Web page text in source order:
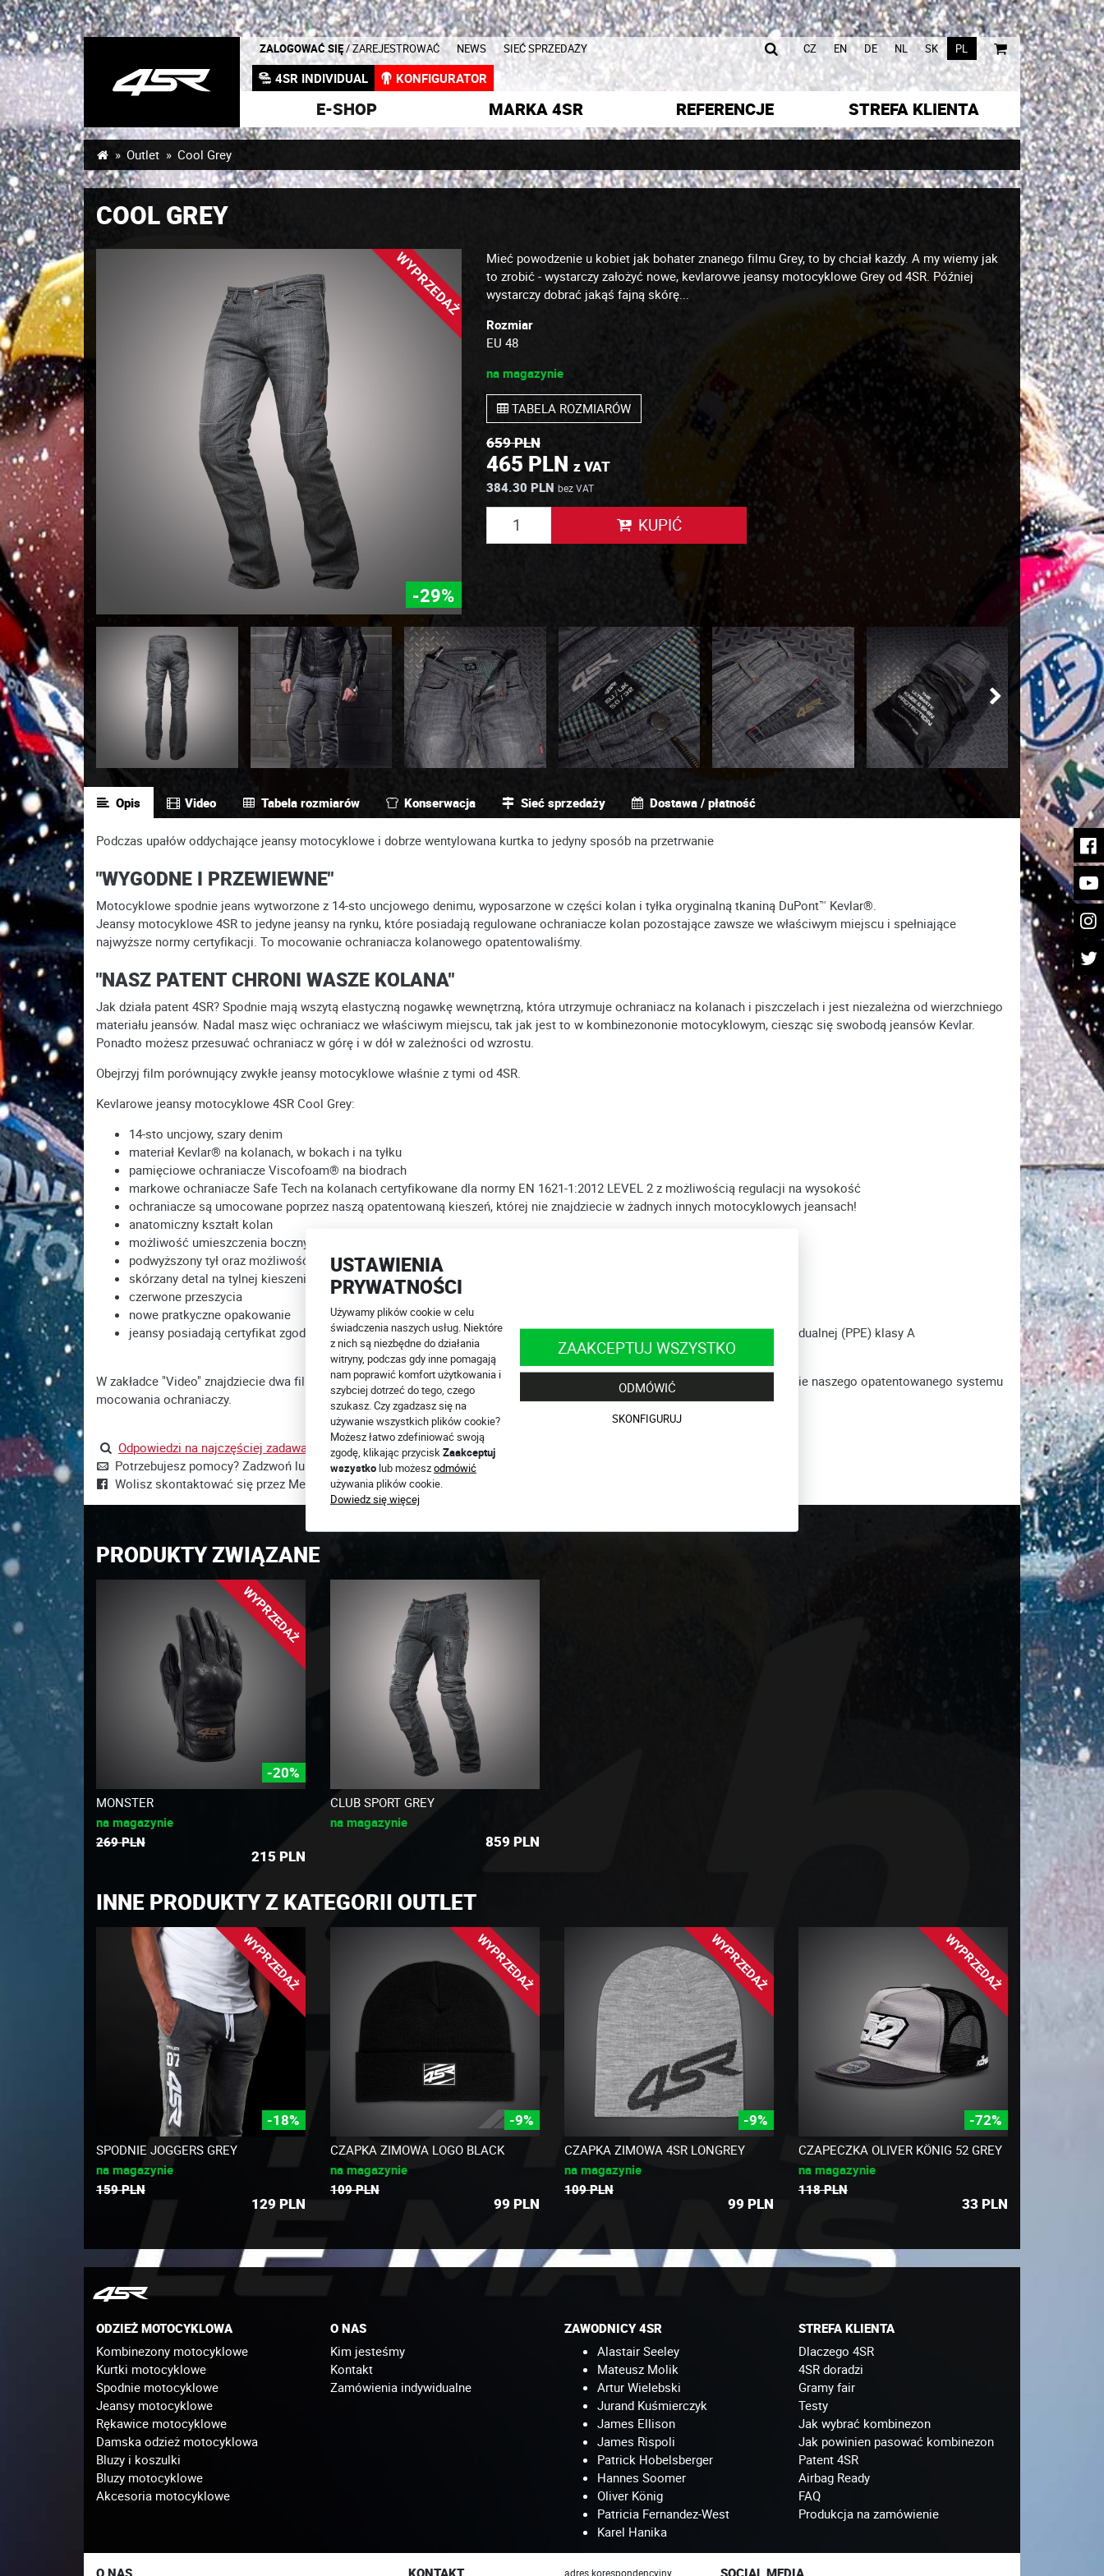
USTAWIENIA
PRYWATNOŚCI
Używamy plików cookie w celu
świadczenia naszych usług. Niektóre
z nich są niezbędne do działania
witryny, podczas gdy inne pomagają
nam poprawić komfort użytkowania i
szybciej dotrzeć do tego, czego
szukasz. Czy zgadzasz się na
używanie wszystkich plików cookie?
Możesz łatwo zdefiniować swoją
zgodę, klikając przycisk Zaakceptuj
wszystko lub możeszodmówić
używania plików cookie.
Dowiedz się więcej
ZAAKCEPTUJ WSZYSTKO
ODMÓWIĆ
SKONFIGURUJ
ZALOGOWAĆ SIĘ / ZAREJESTROWAĆ NEWS SIEĆ SPRZEDAŻY
4SR INDIVIDUAL KONFIGURATOR
| CZ EN DE NL SK PL |
E-SHOP MARKA 4SR REFERENCJE STREFA KLIENTA
Outlet Cool Grey
COOL GREY
WYPRZEDAŻ
-29%
Mieć powodzenie u kobiet jak bohater znanego filmu Grey, to by chciał każdy. A my wiemy jak
to zrobić - wystarczy założyć nowe, kevlarovve jeansy motocyklowe Grey od 4SR. Później
wystarczy dobrać jakąś fajną skórę...
Rozmiar
EU 48
na magazynie
TABELA ROZMIARÓW
659 PLN
465 PLN z VAT
384.30 PLN bez VAT
KUPIĆ
Opis Video Tabela rozmiarów Konserwacja Sieć sprzedaży Dostawa / płatność
Podczas upałów oddychające jeansy motocyklowe i dobrze wentylowana kurtka to jedyny sposób na przetrwanie
"WYGODNE I PRZEWIEWNE"
Motocyklowe spodnie jeans wytworzone z 14-sto uncjowego denimu, wyposarzone w części kolan i tyłka oryginalną tkaniną DuPont™ Kevlar®.
Jeansy motocyklowe 4SR to jedyne jeansy na rynku, które posiadają regulowane ochraniacze kolan pozostające zawsze we właściwym miejscu i spełniające
najwyższe normy certyfikacji. To mocowanie ochraniacza kolanowego opatentowaliśmy.
"NASZ PATENT CHRONI WASZE KOLANA"
Jak działa patent 4SR? Spodnie mają wszytą elastyczną nogawkę wewnętrzną, która utrzymuje ochraniacz na kolanach i piszczelach i jest niezależna od wierzchniego
materiału jeansów. Nadal masz więc ochraniacz we właściwym miejscu, tak jak jest to w kombinezononie motocyklowym, ciesząc się swobodą jeansów Kevlar.
Ponadto możesz przesuwać ochraniacz w górę i w dół w zależności od wzrostu.
Obejrzyj film porównujący zwykłe jeansy motocyklowe właśnie z tymi od 4SR.
Kevlarowe jeansy motocyklowe 4SR Cool Grey:
14-sto uncjowy, szary denim
materiał Kevlar® na kolanach, w bokach i na tyłku
pamięciowe ochraniacze Viscofoam® na biodrach
markowe ochraniacze Safe Tech na kolanach certyfikowane dla normy EN 1621-1:2012 LEVEL 2 z możliwością regulacji na wysokość
ochraniacze są umocowane poprzez naszą opatentowaną kieszeń, której nie znajdziecie w żadnych innych motocyklowych jeansach!
anatomiczny kształt kolan
możliwość umieszczenia bocznych ochraniaczy Sas-Tec®
podwyższony tył oraz możliwość spięcia z kurtką krótkim zamkiem
skórzany detal na tylnej kieszeni
czerwone przeszycia
nowe pratkyczne opakowanie
jeansy posiadają certyfikat zgodności z normą EN 17092-4:2020 i spełniają wymagania dotyczące środków ochrony indywidualnej (PPE) klasy A
W zakładce "Video" znajdziecie dwa filmiki: test jeansów Cool w wersji Grey przeprowadzonego przez Motobanda.pl oraz działanie naszego opatentowanego systemu
mocowania ochraniaczy.
Odpowiedzi na najczęściej zadawane pytania tutaj.
Potrzebujesz pomocy? Zadzwoń lub napisz +48 502 444 571info@4SR.pl
Wolisz skontaktować się przez Messenger?Jesteśmy online!
PRODUKTY ZWIĄZANE
WYPRZEDAŻ
-20%
MONSTER
na magazynie
269 PLN
215 PLN
CLUB SPORT GREY
na magazynie
859PLN
INNE PRODUKTY Z KATEGORII OUTLET
WYPRZEDAŻ
-18%
SPODNIE JOGGERS GREY
na magazynie
159 PLN
129PLN
WYPRZEDAŻ
-9%
CZAPKA ZIMOWA LOGO BLACK
na magazynie
109 PLN
99PLN
WYPRZEDAŻ
-9%
CZAPKA ZIMOWA 4SR LONGREY
na magazynie
109 PLN
99 PLN
WYPRZEDAŻ
-72%
CZAPECZKA OLIVER KÖNIG 52 GREY
na magazynie
118 PLN
33 PLN
ODZIEŻ MOTOCYKLOWA
Kombinezony motocyklowe
Kurtki motocyklowe
Spodnie motocyklowe
Jeansy motocyklowe
Rękawice motocyklowe
Damska odzież motocyklowa
Bluzy i koszulki
Bluzy motocyklowe
Akcesoria motocyklowe
O NAS
Kim jesteśmy
Kontakt
Zamówienia indywidualne
ZAWODNICY 4SR
Alastair Seeley
Mateusz Molik
Artur Wielebski
Jurand Kuśmierczyk
James Ellison
James Rispoli
Patrick Hobelsberger
Hannes Soomer
Oliver König
Patricia Fernandez-West
Karel Hanika
STREFA KLIENTA
Dlaczego 4SR
4SR doradzi
Gramy fair
Testy
Jak wybrać kombinezon
Jak powinien pasować kombinezon
Patent 4SR
Airbag Ready
FAQ
Produkcja na zamówienie
O NAS KONTAKT adres korespondencyjny SOCIAL MEDIA